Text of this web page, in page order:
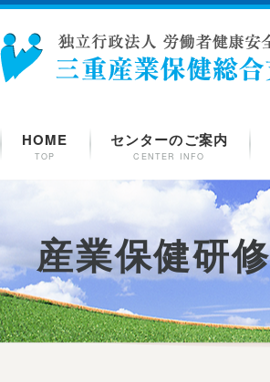
HOME
TOP
センターのご案内
CENTER INFO
産業保健研